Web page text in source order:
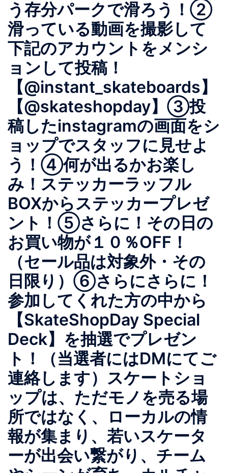
う存分パークで滑ろう！②
滑っている動画を撮影して
下記のアカウントをメンシ
ョンして投稿！
【@instant_skateboards】
【@skateshopday】③投
稿したinstagramの画面をシ
ョップでスタッフに見せよ
う！④何が出るかお楽し
み！ステッカーラッフル
BOXからステッカープレゼ
ント！⑤さらに！その日の
お買い物が１０％OFF！
（セール品は対象外・その
日限り）⑥さらにさらに！
参加してくれた方の中から
【SkateShopDay Special
Deck】を抽選でプレゼン
ト！（当選者にはDMにてご
連絡します）スケートショ
ップは、ただモノを売る場
所ではなく、ローカルの情
報が集まり、若いスケータ
ーが出会い繋がり、チーム